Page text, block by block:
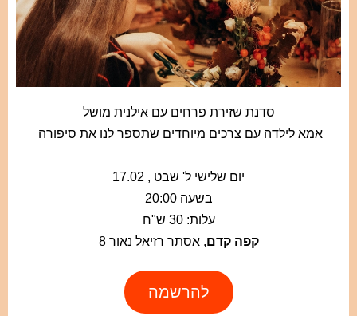
סדנת שזירת פרחים עם אילנית מושל
אמא לילדה עם צרכים מיוחדים שתספר לנו את סיפורה
יום שלישי ל' שבט , 17.02
בשעה 20:00
עלות: 30 ש"ח
קפה קדם, אסתר רזיאל נאור 8
להרשמה